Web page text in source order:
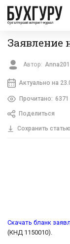
бухгалтерский интернет-журнал
Заявление
Автор:
Актуально на
Прочитано: 6371
Поделиться
Сохранить статью
Скачать бланк
(КНД 1150010).